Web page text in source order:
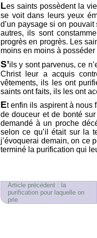
Les saints possèdent la
se voit dans leurs yeux
d’un paysage si on
autres, ils sont
progrès en progrès. Les
moins en moins à
S’ils y sont parvenus, ce
Christ leur a acquis
vêtements, ils les ont
saints ont faits, ils les ont
Et enfin ils aspirent à nous
de douceur et de bonté
demandé à un proche
selon ce qu’il était sur la
j’évoquerai demain, on ce
terminé la purification qui
Article précédent : la
purification pour laquelle on
prie